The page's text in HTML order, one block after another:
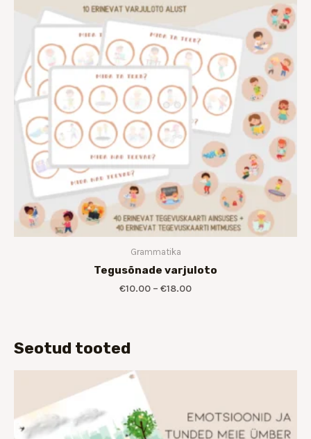
Grammatika
Tegusõnade varjuloto
€10.00 – €18.00
Seotud tooted
€11.00